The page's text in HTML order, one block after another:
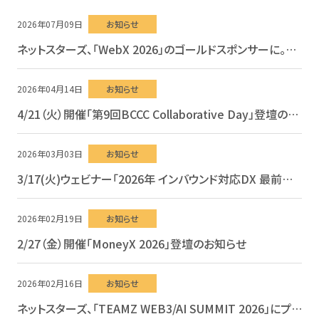
2026年07月09日 お知らせ
ネットスターズ、「WebX 2026」のゴールドスポンサーに。パネルディスカッションにCFO安達が登壇予定
2026年04月14日 お知らせ
4/21（火）開催「第9回BCCC Collaborative Day」登壇のお知らせ
2026年03月03日 お知らせ
3/17(火)ウェビナー「2026年 インバウンド対応DX 最前線」開催
2026年02月19日 お知らせ
2/27（金）開催「MoneyX 2026」登壇のお知らせ
2026年02月16日 お知らせ
ネットスターズ、「TEAMZ WEB3/AI SUMMIT 2026」にプラチナスポンサーとして参画